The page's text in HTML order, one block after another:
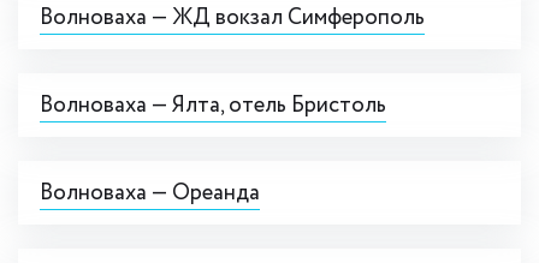
Волноваха — ЖД вокзал Симферополь
Волноваха — Ялта, отель Бристоль
Волноваха — Ореанда